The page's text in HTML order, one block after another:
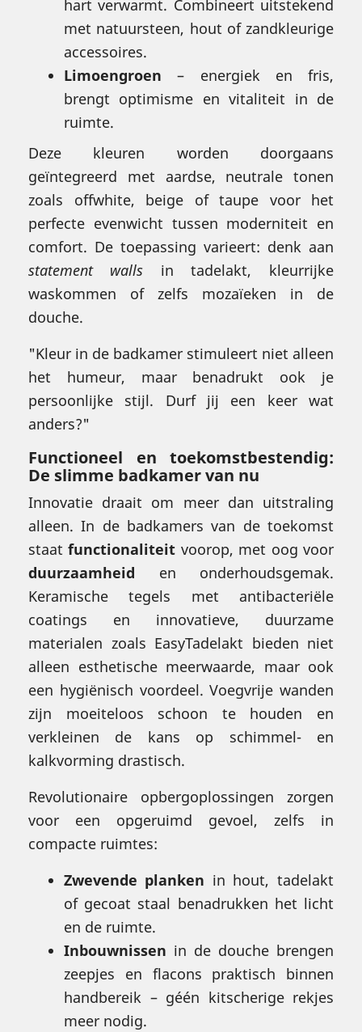
hart verwarmt. Combineert uitstekend
met natuursteen, hout of zandkleurige
accessoires.
Limoengroen – energiek en fris,
brengt optimisme en vitaliteit in de
ruimte.
Deze kleuren worden doorgaans
geïntegreerd met aardse, neutrale tonen
zoals offwhite, beige of taupe voor het
perfecte evenwicht tussen moderniteit en
comfort. De toepassing varieert: denk aan
statement walls in tadelakt, kleurrijke
waskommen of zelfs mozaïeken in de
douche.
"Kleur in de badkamer stimuleert niet alleen
het humeur, maar benadrukt ook je
persoonlijke stijl. Durf jij een keer wat
anders?"
Functioneel en toekomstbestendig:
De slimme badkamer van nu
Innovatie draait om meer dan uitstraling
alleen. In de badkamers van de toekomst
staat functionaliteit voorop, met oog voor
duurzaamheid en onderhoudsgemak.
Keramische tegels met antibacteriële
coatings en innovatieve, duurzame
materialen zoals EasyTadelakt bieden niet
alleen esthetische meerwaarde, maar ook
een hygiënisch voordeel. Voegvrije wanden
zijn moeiteloos schoon te houden en
verkleinen de kans op schimmel- en
kalkvorming drastisch.
Revolutionaire opbergoplossingen zorgen
voor een opgeruimd gevoel, zelfs in
compacte ruimtes:
Zwevende planken in hout, tadelakt
of gecoat staal benadrukken het licht
en de ruimte.
Inbouwnissen in de douche brengen
zeepjes en flacons praktisch binnen
handbereik – géén kitscherige rekjes
meer nodig.